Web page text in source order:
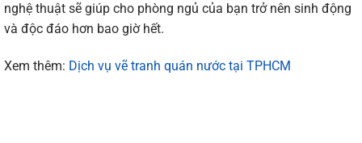
nghệ thuật sẽ giúp cho phòng ngủ của bạn trở nên sinh động
và độc đáo hơn bao giờ hết.
Xem thêm: Dịch vụ vẽ tranh quán nước tại TPHCM